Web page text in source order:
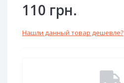
110 грн.
Нашли данный товар дешевле?